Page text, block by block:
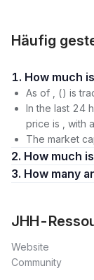
Häufig
As of , () is
In the last 24
price is , with
The market
2. How much
3.
JHH-
Website
Community